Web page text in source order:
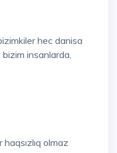
hec danisa
insanlarda,
olmaz